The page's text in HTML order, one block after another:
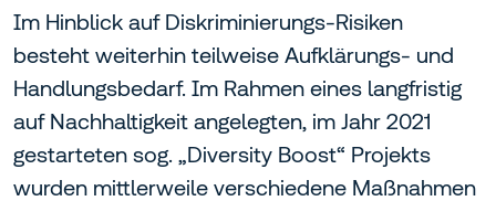
Im Hinblick auf Diskriminierungs-Risiken
besteht weiterhin teilweise Aufklärungs- und
Handlungsbedarf. Im Rahmen eines langfristig
auf Nachhaltigkeit angelegten, im Jahr 2021
gestarteten sog. „Diversity Boost“ Projekts
wurden mittlerweile verschiedene Maßnahmen